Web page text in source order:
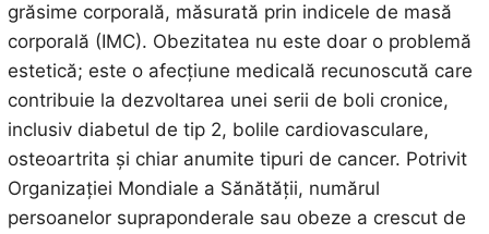
grăsime corporală, măsurată prin indicele de masă
corporală (IMC). Obezitatea nu este doar o problemă
estetică; este o afecțiune medicală recunoscută care
contribuie la dezvoltarea unei serii de boli cronice,
inclusiv diabetul de tip 2, bolile cardiovasculare,
osteoartrita și chiar anumite tipuri de cancer. Potrivit
Organizației Mondiale a Sănătății, numărul
persoanelor supraponderale sau obeze a crescut de